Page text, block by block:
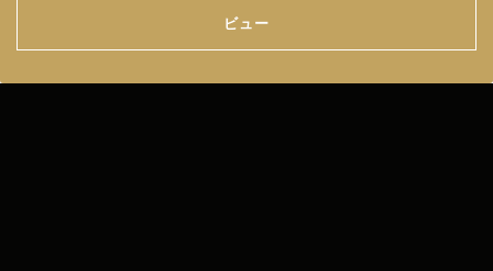
ビュー